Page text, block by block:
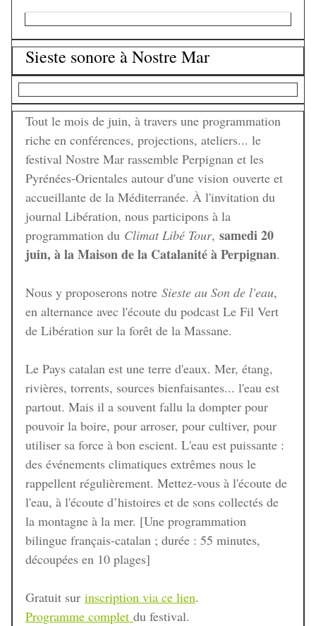
Sieste sonore à Nostre Mar
Tout le mois de juin, à travers une programmation
riche en conférences, projections, ateliers... le
festival Nostre Mar rassemble Perpignan et les
Pyrénées-Orientales autour d'une vision ouverte et
accueillante de la Méditerranée. À l'invitation du
journal Libération, nous participons à la
programmation du Climat Libé Tour, samedi 20
juin, à la Maison de la Catalanité à Perpignan.
Nous y proposerons notre Sieste au Son de l'eau,
en alternance avec l'écoute du podcast Le Fil Vert
de Libération sur la forêt de la Massane.
Le Pays catalan est une terre d'eaux. Mer, étang,
rivières, torrents, sources bienfaisantes... l'eau est
partout. Mais il a souvent fallu la dompter pour
pouvoir la boire, pour arroser, pour cultiver, pour
utiliser sa force à bon escient. L'eau est puissante :
des événements climatiques extrêmes nous le
rappellent régulièrement. Mettez-vous à l'écoute de
l'eau, à l'écoute d’histoires et de sons collectés de
la montagne à la mer. [Une programmation
bilingue français-catalan ; durée : 55 minutes,
découpées en 10 plages]
Gratuit sur inscription via ce lien.
Programme complet du festival.